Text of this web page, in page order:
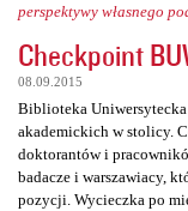
perspektywy własnego
Checkpoint
08.09.2015
Biblioteka
akademickich w stolicy.
doktorantów i
badacze i warszawiacy,
pozycji. Wycieczka po